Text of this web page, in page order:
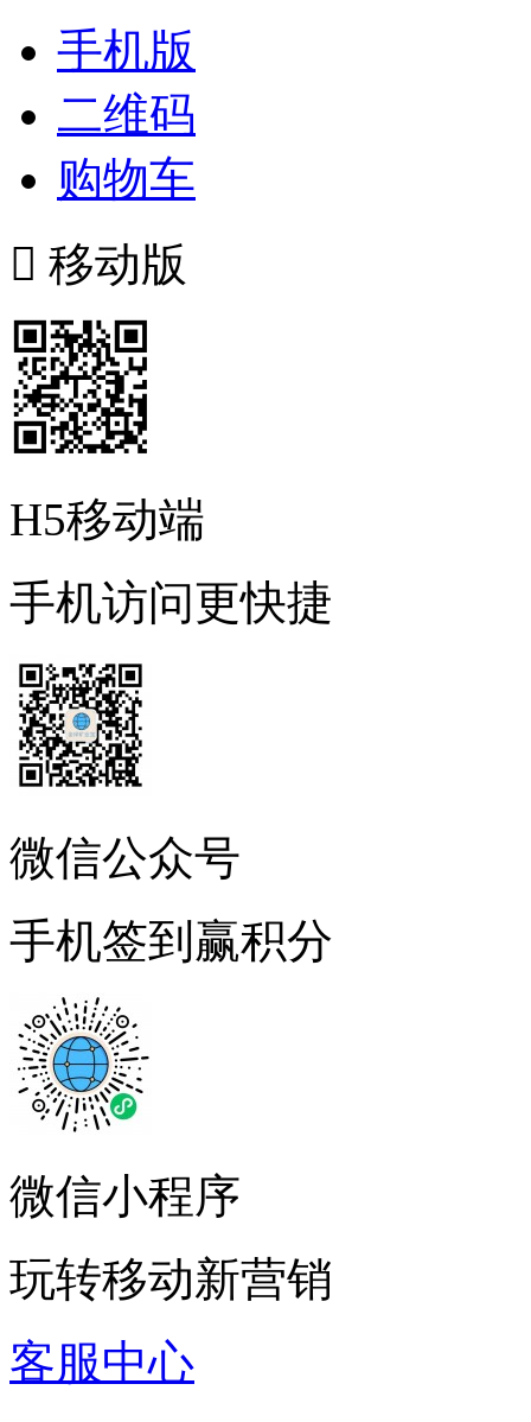
手机版
二维码
购物车
 移动版
H5移动端
手机访问更快捷
微信公众号
手机签到赢积分
微信小程序
玩转移动新营销
客服中心